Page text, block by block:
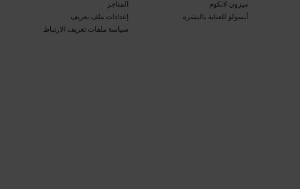
ميزون لانكوم​
أبسولو للعناية بالبشرة​
المتاجر​
إعدادات ملف تعريف
سياسة ملفات تعريف الارتباط